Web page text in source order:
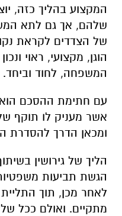
המקצוע בהליך כזה,
שלהם, אך גם לתא
של הצדדים לקראת
הוגן, מקצועי, ראוי
המשפחה, לחוד וביחד.
עם חתימת ההסכם
אשר מעניק לו תוקף
ומכאן הדרך להסדרת
הליך של גירושין
הגשת תביעות
לאחר מכן, תוך
מתקיים. ואולם ככל